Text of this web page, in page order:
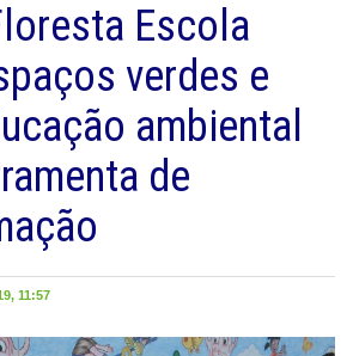
Escola
verdes e
ambiental
de
11:57